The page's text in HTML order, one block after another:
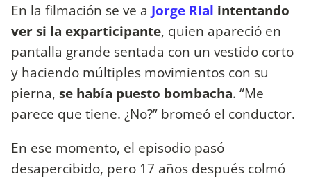
En la filmación se ve a Jorge Rial intentando
ver si la exparticipante, quien apareció en
pantalla grande sentada con un vestido corto
y haciendo múltiples movimientos con su
pierna, se había puesto bombacha. “Me
parece que tiene. ¿No?” bromeó el conductor.
En ese momento, el episodio pasó
desapercibido, pero 17 años después colmó